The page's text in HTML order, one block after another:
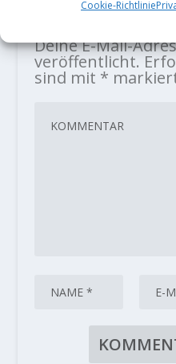
Cookie-Richtlinie
Deine E-Mail-
veröffentlicht.
sind mit *